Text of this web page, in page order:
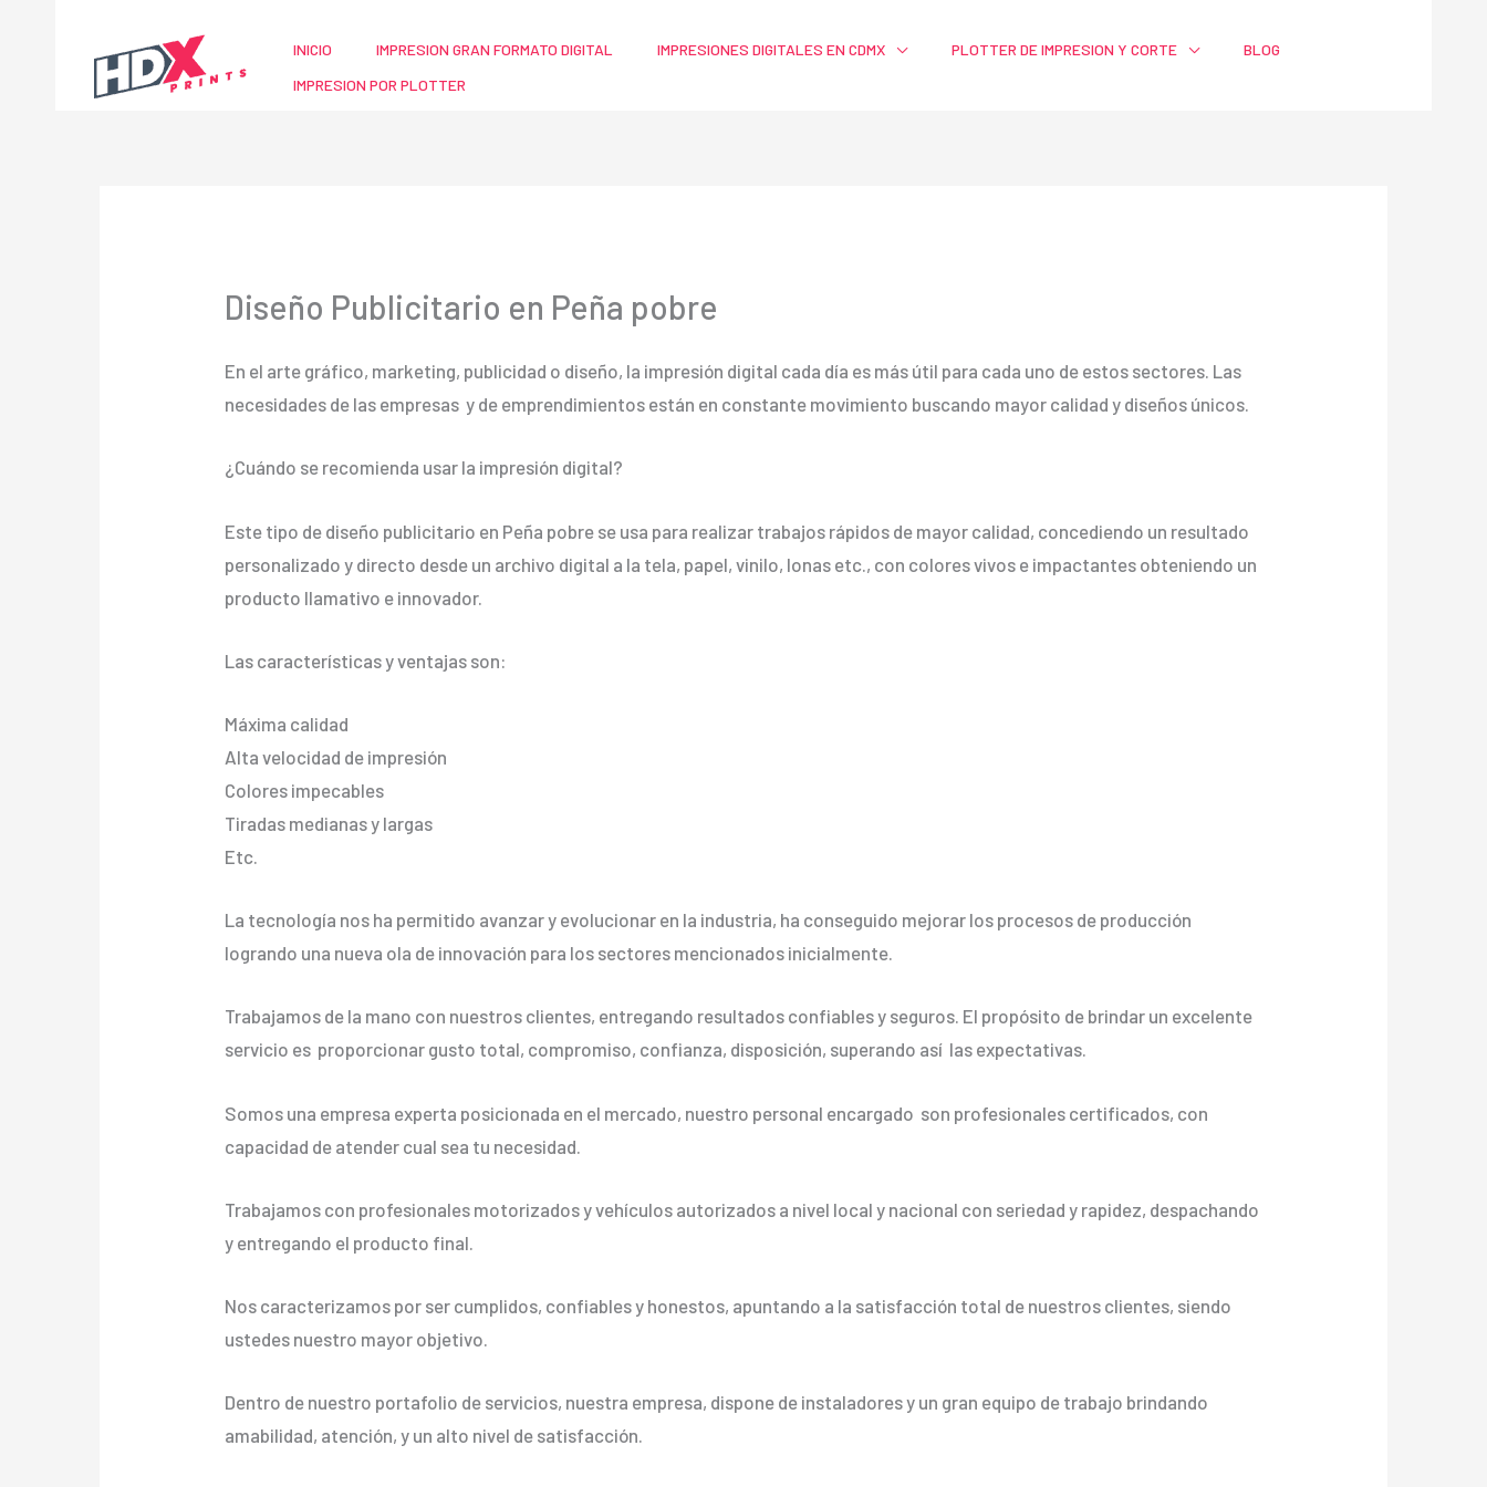
contenido
INICIO IMPRESION GRAN FORMATO DIGITAL IMPRESIONES DIGITALES EN CDMX PLOTTER DE IMPRESION Y CORTE
BLOG
IMPRESION POR PLOTTER
Diseño Publicitario en Peña pobre
En el arte gráfico, marketing, publicidad o diseño, la impresión digital cada día es más útil para cada uno de estos sectores. Las
necesidades de las empresas y de emprendimientos están en constante movimiento buscando mayor calidad y diseños únicos.
¿Cuándo se recomienda usar la impresión digital?
Este tipo de diseño publicitario en Peña pobre se usa para realizar trabajos rápidos de mayor calidad, concediendo un resultado
personalizado y directo desde un archivo digital a la tela, papel, vinilo, lonas etc., con colores vivos e impactantes obteniendo un
producto llamativo e innovador.
Las características y ventajas son:
Máxima calidad
Alta velocidad de impresión
Colores impecables
Tiradas medianas y largas
Etc.
La tecnología nos ha permitido avanzar y evolucionar en la industria, ha conseguido mejorar los procesos de producción
logrando una nueva ola de innovación para los sectores mencionados inicialmente.
Trabajamos de la mano con nuestros clientes, entregando resultados confiables y seguros. El propósito de brindar un excelente
servicio es proporcionar gusto total, compromiso, confianza, disposición, superando así las expectativas.
Somos una empresa experta posicionada en el mercado, nuestro personal encargado son profesionales certificados, con
capacidad de atender cual sea tu necesidad.
Trabajamos con profesionales motorizados y vehículos autorizados a nivel local y nacional con seriedad y rapidez, despachando
y entregando el producto final.
Nos caracterizamos por ser cumplidos, confiables y honestos, apuntando a la satisfacción total de nuestros clientes, siendo
ustedes nuestro mayor objetivo.
Dentro de nuestro portafolio de servicios, nuestra empresa, dispone de instaladores y un gran equipo de trabajo brindando
amabilidad, atención, y un alto nivel de satisfacción.